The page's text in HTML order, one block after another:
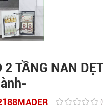
2 TẦNG NAN